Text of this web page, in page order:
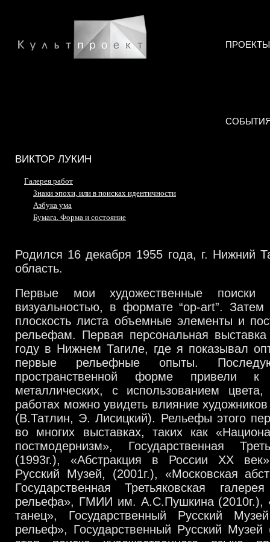
ПРОЕКТЫ
ВИКТОР ЛУКИН
Галерея работ
Знаки эпохи, или в поисках идентичности
Азбука ума
Бумага. Форма и состояние
Родился 16 декабря 1955 года, г. Нижний
область.
Первые мои художественные
визуальностью, в формате “op-art”.
плоскость листа объемные элементы и
рельефам. Первая персональная
году в Нижнем Тагиле, где я показывал
первые рельефные опыты.
пространственной форме привели
металлических, с использованием
работах можно увидеть влияние художников
(В.Татлин, Э. Лисицкий). Рельефы этого
во многих выставках, таких как
постмодернизм», Государственная
(1993г.), «Абстракция в России ХХ
Русский Музей, (2001г.), «Московская
Государственная Третьяковская
рельефа», ГМИИ им. А.С.Пушкина (2010г.),
танец», Государственный Русский
рельеф», Государственный Русский